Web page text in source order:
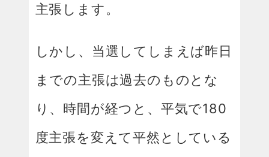
主張します。
しかし、当選してしまえば昨日
までの主張は過去のものとな
り、時間が経つと、平気で180
度主張を変えて平然としている